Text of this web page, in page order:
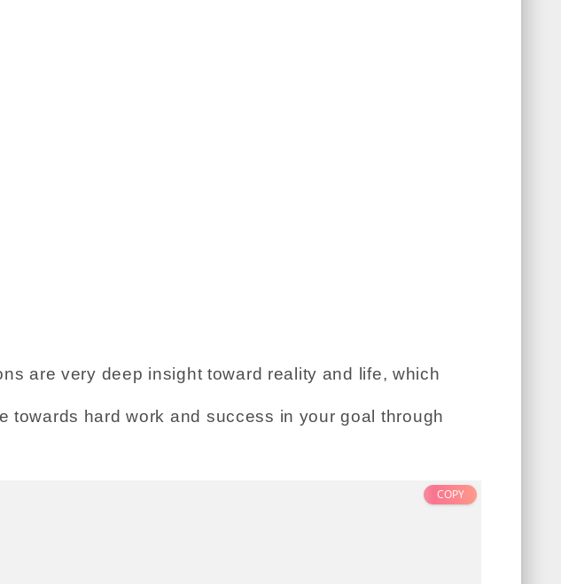
are very deep insight toward reality and life, which
hard work and success in your goal through
COPY